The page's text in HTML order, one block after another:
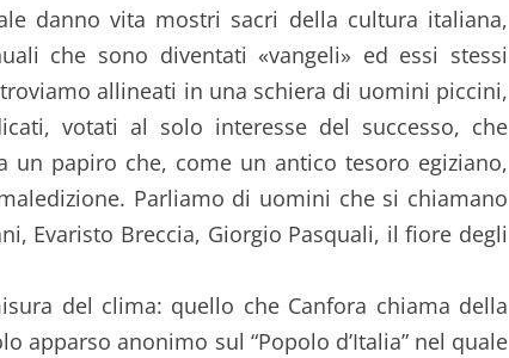
danno vita mostri sacri della cultura italiana,
che sono diventati «vangeli» ed essi stessi
allineati in una schiera di uomini piccini,
votati al solo interesse del successo, che
papiro che, come un antico tesoro egiziano,
Parliamo di uomini che si chiamano
Evaristo Breccia, Giorgio Pasquali, il fiore degli
del clima: quello che Canfora chiama della
apparso anonimo sul “Popolo d’Italia” nel quale